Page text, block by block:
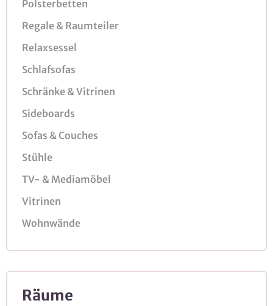
Polsterbetten
Regale & Raumteiler
Relaxsessel
Schlafsofas
Schränke & Vitrinen
Sideboards
Sofas & Couches
Stühle
TV- & Mediamöbel
Vitrinen
Wohnwände
Räume